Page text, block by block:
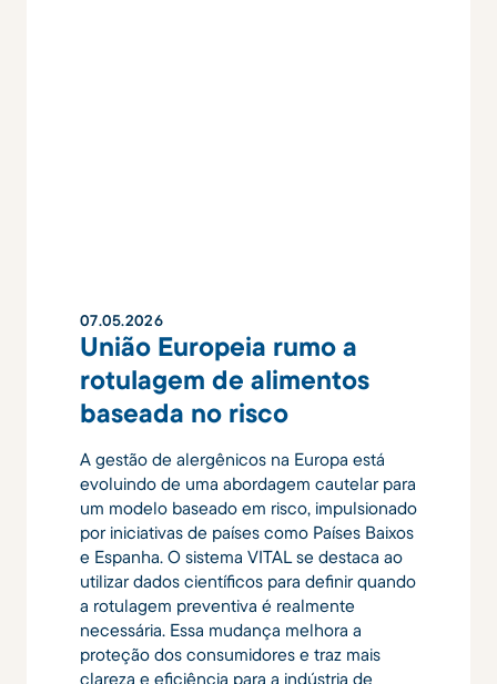
07.05.2026
União Europeia rumo a
rotulagem de alimentos
baseada no risco
A gestão de alergênicos na Europa está
evoluindo de uma abordagem cautelar para
um modelo baseado em risco, impulsionado
por iniciativas de países como Países Baixos
e Espanha. O sistema VITAL se destaca ao
utilizar dados científicos para definir quando
a rotulagem preventiva é realmente
necessária. Essa mudança melhora a
proteção dos consumidores e traz mais
clareza e eficiência para a indústria de